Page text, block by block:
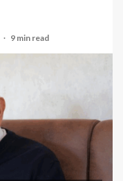
9 min read